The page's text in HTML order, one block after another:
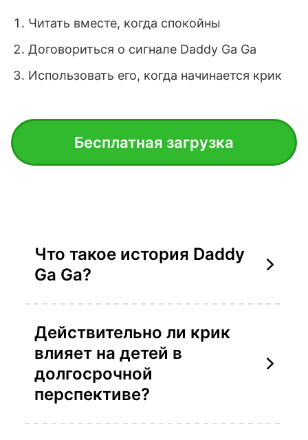
Читать вместе, когда спокойны
Договориться о сигнале Daddy Ga Ga
Использовать его, когда начинается крик
Бесплатная загрузка
Что такое история Daddy
Ga Ga?
Действительно ли крик
влияет на детей в
долгосрочной
перспективе?